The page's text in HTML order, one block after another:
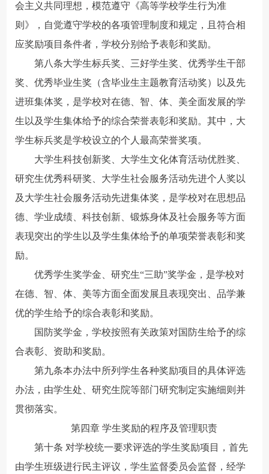
会主义共同理想，模范遵守《高等学校学生行为准
则》，自觉遵守学校的各项管理制度和规定，且符合相
应奖励项目条件者，学校分别给予表彰和奖励。
第八条大学生标兵奖、三好学生奖、优秀学生干部
奖、优秀毕业生奖（含毕业生主题教育活动奖）以及先
进班集体奖，是学校对在德、智、体、美全面发展的学
生以及学生集体给予的综合荣誉表彰和奖励。其中，大
学生标兵奖是学校设立的个人最高荣誉奖项。
大学生科技创新奖、大学生文化体育活动优胜奖、
研究生优秀科研奖、大学生社会服务活动先进个人奖以
及大学生社会服务活动先进集体奖，是学校对在思想品
德、学业成绩、科技创新、锻炼身体及社会服务等方面
表现突出的学生以及学生集体给予的单项荣誉表彰和奖
励。
优秀学生奖学金、研究生“三助”奖学金，是学校对
在德、智、体、美等方面全面发展且表现突出、品学兼
优的学生给予的综合表彰和奖励。
国防奖学金，学校按照有关政策对国防生给予的综
合表彰、资助和奖励。
第九条本办法中所列学生各种奖励项目的具体评选
办法，由学生处、研究生院等部门研究制定实施细则并
贯彻落实。
第四章 学生奖励的程序及管理职责
第十条 对学校统一要求评选的学生奖励项目，首先
由学生班级进行民主评议，学生监督委员会监督，经学